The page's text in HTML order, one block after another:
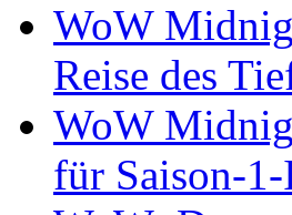
WoW
Reise des
WoW
für Saison-